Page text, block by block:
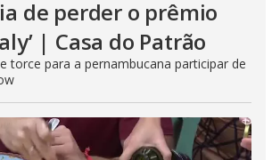
de perder o prêmio
| Casa do Patrão
torce para a pernambucana participar de